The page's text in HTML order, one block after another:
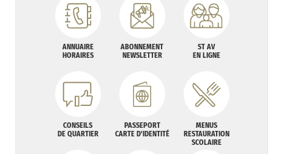
ANNUAIRE
HORAIRES
ABONNEMENT
NEWSLETTER
ST AV
EN LIGNE
CONSEILS
DE QUARTIER
PASSEPORT
CARTE D'IDENTITÉ
MENUS
RESTAURATION
SCOLAIRE